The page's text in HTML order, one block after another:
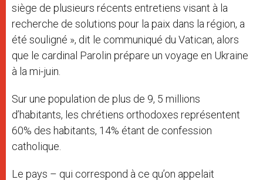
siège de plusieurs récents entretiens visant à la
recherche de solutions pour la paix dans la région, a
été souligné », dit le communiqué du Vatican, alors
que le cardinal Parolin prépare un voyage en Ukraine
à la mi-juin.
Sur une population de plus de 9, 5 millions
d’habitants, les chrétiens orthodoxes représentent
60% des habitants, 14% étant de confession
catholique.
Le pays – qui correspond à ce qu’on appelait